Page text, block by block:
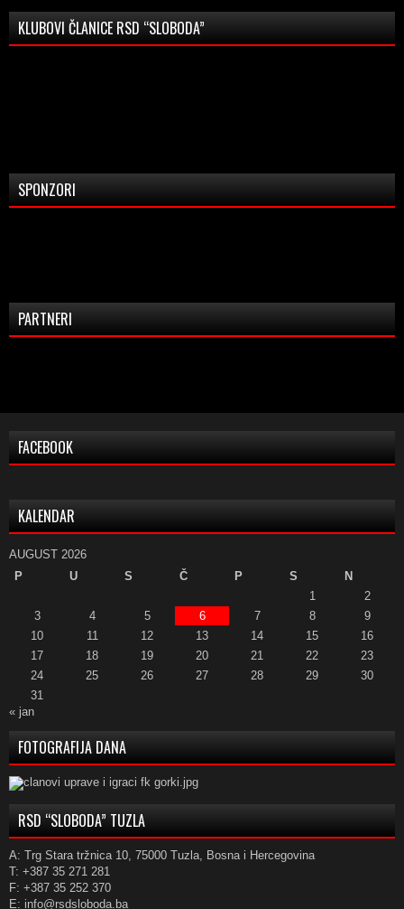
KLUBOVI ČLANICE RSD “SLOBODA”
SPONZORI
PARTNERI
FACEBOOK
KALENDAR
AUGUST 2026
P
U S Č P S
N
1
2
3
4 5 6 7 8
9
10
11 12 13 14 15
16
17
18 19 20 21 22
23
24
25 26 27 28 29
30
31
« jan
FOTOGRAFIJA DANA
RSD “SLOBODA” TUZLA
A: Trg Stara tržnica 10, 75000 Tuzla, Bosna i Hercegovina
T: +387 35 271 281
F: +387 35 252 370
E: info@rsdsloboda.ba